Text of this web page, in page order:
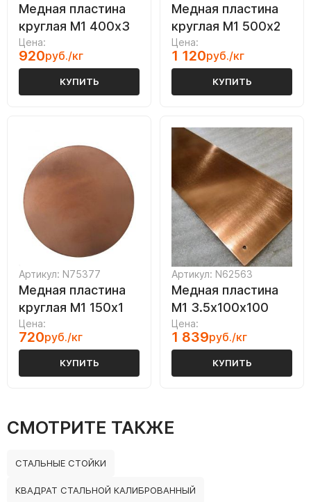
Медная пластина
круглая М1 400х3
Цена:
920руб./кг
КУПИТЬ
Медная пластина
круглая М1 500х2
Цена:
1 120руб./кг
КУПИТЬ
Артикул: N75377
Медная пластина
круглая М1 150х1
Цена:
720руб./кг
КУПИТЬ
Артикул: N62563
Медная пластина
М1 3.5х100х100
Цена:
1 839руб./кг
КУПИТЬ
СМОТРИТЕ ТАКЖЕ
СТАЛЬНЫЕ СТОЙКИ
КВАДРАТ СТАЛЬНОЙ КАЛИБРОВАННЫЙ